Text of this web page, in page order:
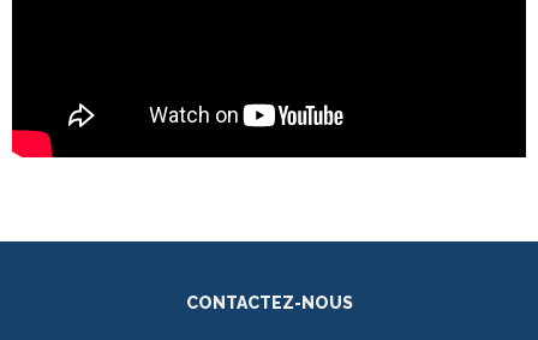
CONTACTEZ-NOUS